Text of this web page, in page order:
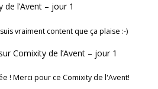
de l’Avent – jour 1
vraiment content que ça plaise :-)
Comixity de l’Avent – jour 1
! Merci pour ce Comixity de l'Avent!